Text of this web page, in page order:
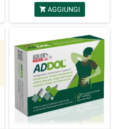
shopping_cart AGGIUNGI